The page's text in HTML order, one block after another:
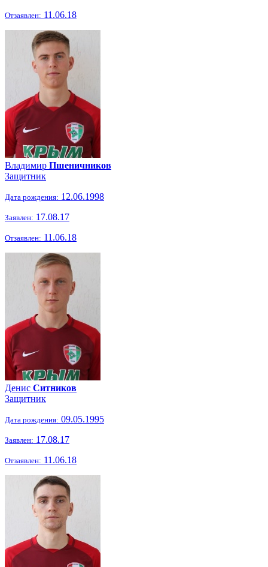
Отзаявлен: 11.06.18
Владимир Пшеничников
Защитник
Дата рождения: 12.06.1998
Заявлен: 17.08.17
Отзаявлен: 11.06.18
Денис Ситников
Защитник
Дата рождения: 09.05.1995
Заявлен: 17.08.17
Отзаявлен: 11.06.18